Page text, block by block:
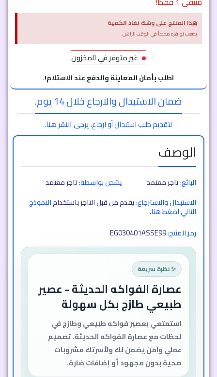
هذا المنتج على وشك نفاذ الكمية
يصعب توافره مجدداً في الوقت الراهن.
×
غير متوفر في المخزون
اطلب بأمان المعاينة والدفع عند الاستلام!.
ضمان الاستبدال والارجاع خلال 14 يوم.
لتقديم طلب استبدال أو ارجاع،يرجى النقر هنا.
الوصف
البائع:تاجر معتمد يشحن بواسطة:تاجر معتمد
الاستبدال والاسترجاع:يقدم من قبل التاجر باستخدامالنموذج
التالي اضغط هنا.
رمز المنتج:EG030401ASSE99
✨ نظرة سريعة
عصارة الفواكه الحديثة - عصير
طبيعي طازج بكل سهولة
استمتعي بعصير فواكه طبيعي وطازج في
لحظات مع عصارة الفواكه الحديثة. تصميم
عملي وآمن يضمن لكِ ولأسرتك مشروبات
صحية بدون مجهود أو إضافات ضارة.